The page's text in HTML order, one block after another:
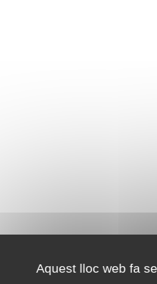
Aquest lloc web fa